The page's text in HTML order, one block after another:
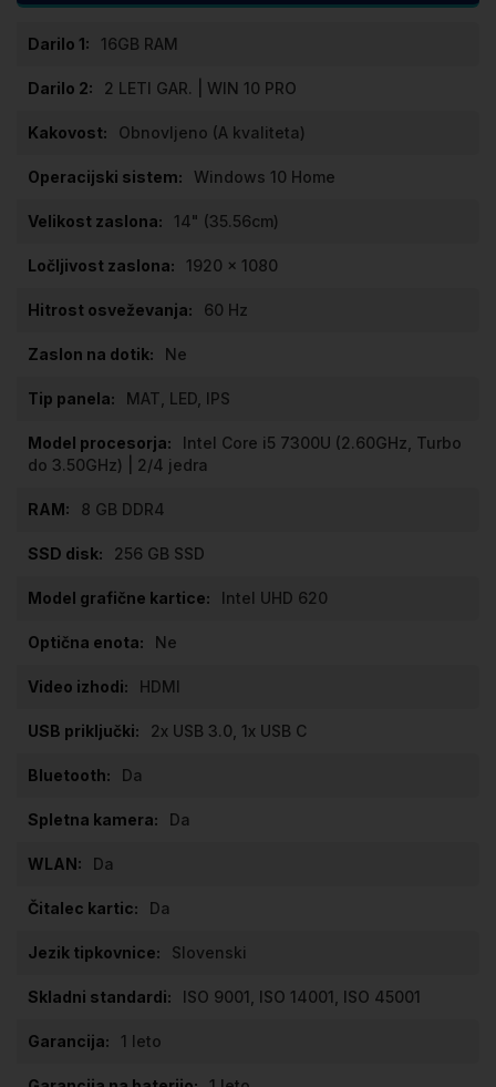
16GB RAM
2 LETI GAR. | WIN 10 PRO
Obnovljeno (A kvaliteta)
Windows 10 Home
14" (35.56cm)
1920 x 1080
60 Hz
Ne
MAT, LED, IPS
Intel Core i5 7300U (2.60GHz, Turbo
do 3.50GHz) | 2/4 jedra
8 GB DDR4
256 GB SSD
Intel UHD 620
Ne
HDMI
2x USB 3.0, 1x USB C
Da
Da
Da
Da
Slovenski
ISO 9001, ISO 14001, ISO 45001
1 leto